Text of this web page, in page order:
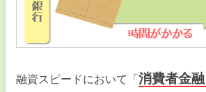
融資スピードにおいて「消費者金